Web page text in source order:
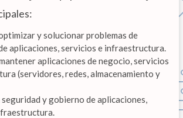
y solucionar problemas de
aplicaciones, servicios e infraestructura.
aplicaciones de negocio, servicios
(servidores, redes, almacenamiento y
y gobierno de aplicaciones,